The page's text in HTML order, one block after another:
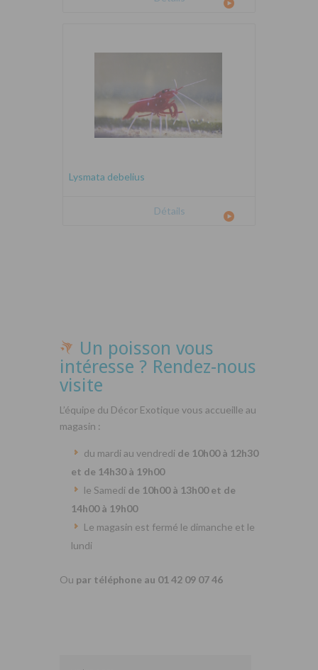
Lysmata debelius
Détails
Un poisson vous
intéresse ? Rendez-nous
visite
L’équipe du Décor Exotique vous accueille au
magasin :
du mardi au vendredi de 10h00 à 12h30
et de 14h30 à 19h00
le Samedi de 10h00 à 13h00 et de
14h00 à 19h00
Le magasin est fermé le dimanche et le
lundi
Ou par téléphone au 01 42 09 07 46